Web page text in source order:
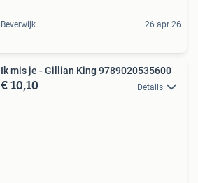
Beverwijk 26 apr 26
Ik mis je - Gillian King 9789020535600
€ 10,10 Details